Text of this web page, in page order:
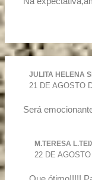
JULITA HELENA
21 DE AGOSTO
Será
M.TERESA
22 DE